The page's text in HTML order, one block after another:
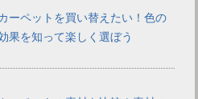
ーペットを買い替えたい！色の
果を知って楽しく選ぼう